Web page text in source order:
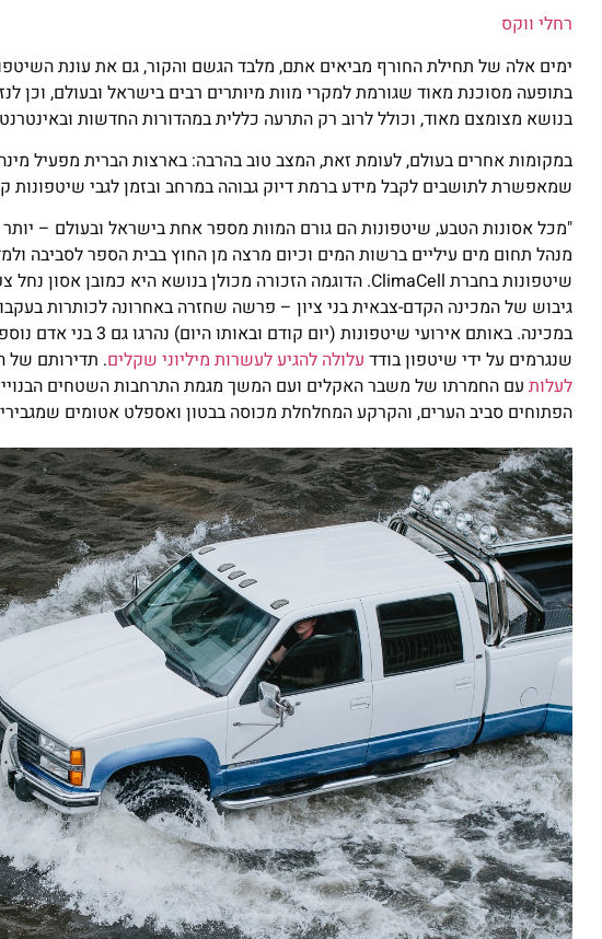
רחלי ווקס
ימים אלה של תחילת החורף מביאים אתם, מלבד הגשם והקור, גם את עונת
בתופעה מסוכנת מאוד שגורמת למקרי מוות מיותרים רבים בישראל ובעולם, וכן
בנושא מצומצם מאוד, וכולל לרוב רק התרעה כללית במהדורות החדשות
שמאפשרת לתושבים לקבל מידע ברמת דיוק גבוהה במרחב ובזמן לגבי שיטפונות
"מכל אסונות הטבע, שיטפונות הם גורם המוות מספר אחת בישראל ובעולם –
מנהל תחום מים עיליים ברשות המים וכיום מרצה מן החוץ בבית הספר לסביבה
גיבוש של המכינה הקדם-צבאית בני ציון – פרשה שחזרה באחרונה לכותרות
במכינה. באותם אירועי
שנגרמים על ידי שיטפון בודד עלולה להגיע לעשרות מיליוני שקלים. תדירותם של
לעלותעם החמרתו של משבר האקלים ועם המשך מגמת התרחבות השטחים
הפתוחים סביב הערים, והקרקע המחלחלת מכוסה בבטון ואספלט אטומים